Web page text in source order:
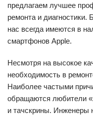
предлагаем лучшее
ремонта и диагностики.
нас всегда имеются в
смартфонов Apple.
Несмотря на высокое
необходимость в
Наиболее частыми
обращаются любители
и тачскрины. Инженеры